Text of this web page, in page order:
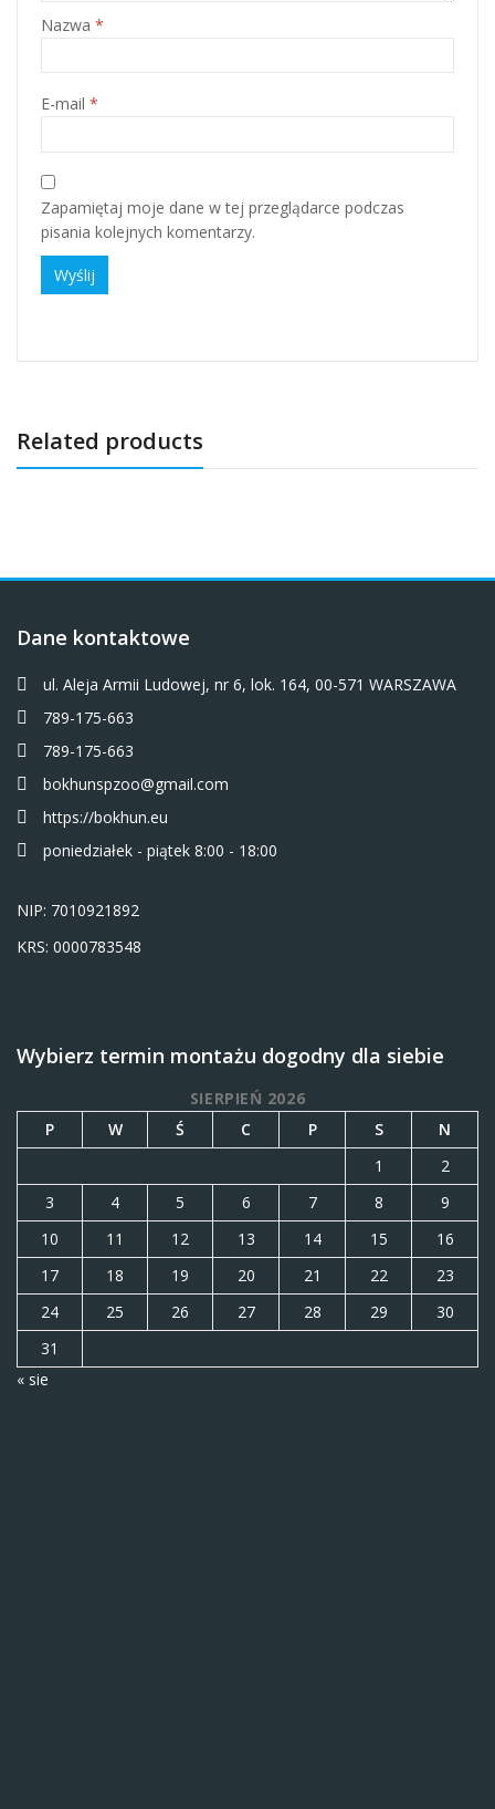
Nazwa *
E-mail *
Zapamiętaj moje dane w tej przeglądarce podczas
pisania kolejnych komentarzy.
Related products
Dane kontaktowe
ul. Aleja Armii Ludowej, nr 6, lok. 164, 00-571 WARSZAWA
789-175-663
789-175-663
bokhunspzoo@gmail.com
https://bokhun.eu
poniedziałek - piątek 8:00 - 18:00
NIP: 7010921892
KRS: 0000783548
Wybierz termin montażu dogodny dla siebie
SIERPIEŃ 2026
P
W Ś C P S
N
1
2
3
4 5 6 7 8
9
10
11 12 13 14 15
16
17
18 19 20 21 22
23
24
25 26 27 28 29
30
31
« sie